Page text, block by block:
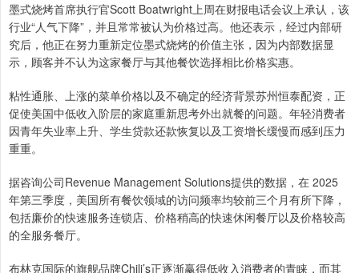
墨式烧烤首席执行官Scott Boatwright上周在财报电话会议上承认，该
行业“人气下降”，并且常常被认为价格过高。他还表示，经过内部研
究后，他正在努力重新定位墨式烧烤的价值主张，因为内部数据显
示，顾客并不认为这家餐厅与其他餐饮选择相比价格实惠。
粘性通胀、上涨的菜单价格以及不确定的经济背景苏州恒泰配资，正
促使美国中低收入阶层的家庭重新思考外出就餐的问题。年轻消费者
因青年失业率上升、学生贷款还款恢复以及工资增长缓慢而感到压力
重重。
据咨询公司Revenue Management Solutions提供的数据，在 2025
年第三季度，美国所有餐饮领域的访问频率均较前三个月有所下降，
包括廉价的快速服务连锁店、价格稍高的快速休闲餐厅以及价格较高
的全服务餐厅。
布林克国际的旗舰品牌Chili’s正逐渐赢得低收入消费者的青睐，而其